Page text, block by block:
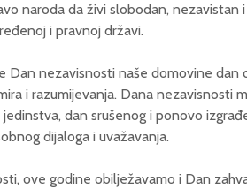
naroda da živi slobodan, nezavistan
i pravnoj državi.
Dan nezavisnosti naše domovine dan
i razumijevanja. Dana nezavisnosti
dan srušenog i ponovo
dijaloga i uvažavanja.
ove godine obilježavamo i Dan